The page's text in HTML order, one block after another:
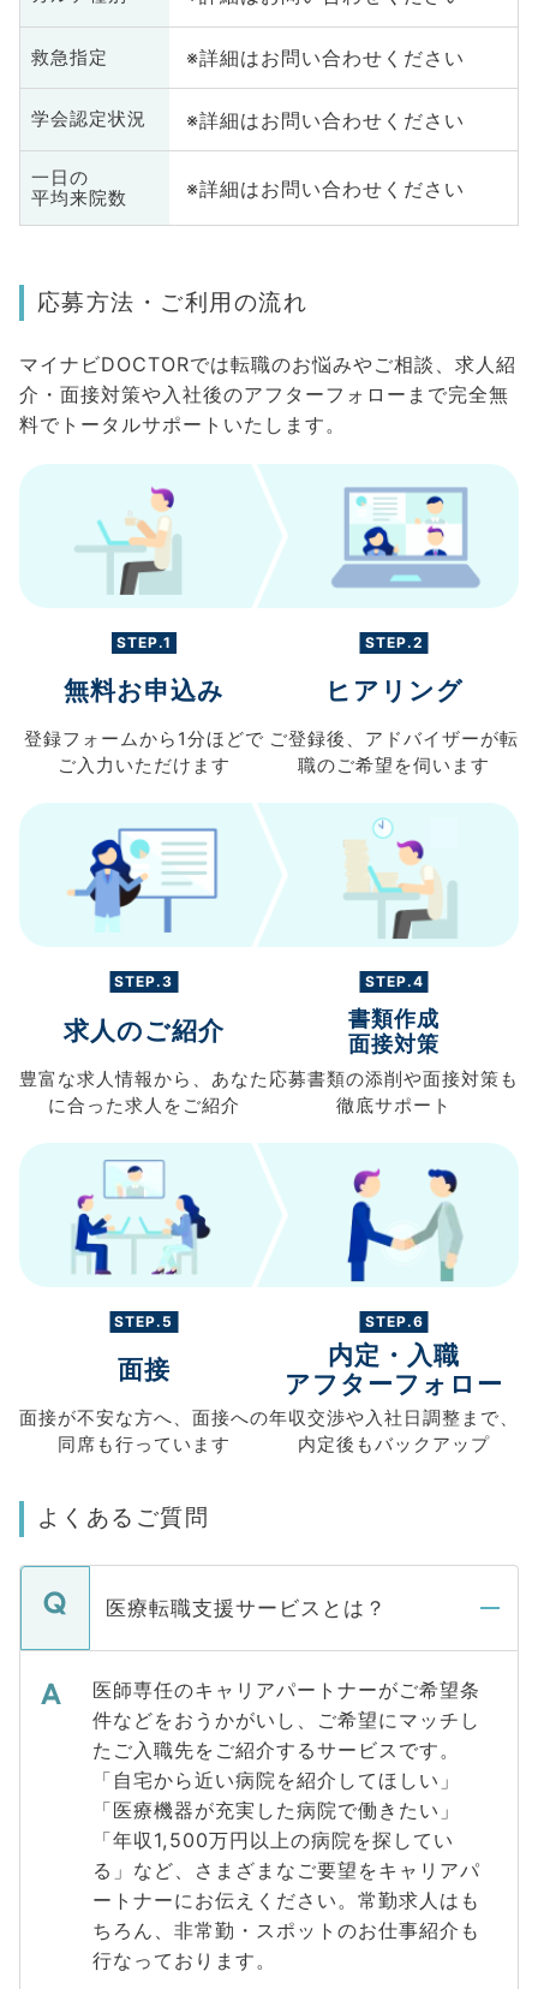
救急指定 ※詳細はお問い合わせください
学会認定状況 ※詳細はお問い合わせください
一日の
平均来院数
※詳細はお問い合わせください
応募方法・ご利用の流れ
マイナビDOCTORでは転職のお悩みやご相談、求人紹
介・面接対策や入社後のアフターフォローまで完全無
料でトータルサポートいたします。
STEP.1
無料お申込み
登録フォームから 1分ほどで
ご入力 いただけます
STEP.2
ヒアリング
ご登録後、 アドバイザーが転
職のご希望を伺います
STEP.3
求人のご紹介
豊富な求人情報から、 あなた
に合った求人を ご紹介
STEP.4
書類作成
面接対策
応募書類の添削や面接対策も
徹底サポート
STEP.5
面接
面接が不安な方へ、 面接への
同席も行っています
STEP.6
内定・入職
アフターフォロー
年収交渉や入社日調整まで、
内定後もバックアップ
よくあるご質問
医療転職支援サービスとは？
医師専任のキャリアパートナーがご希望条
件などをおうかがいし、ご希望にマッチし
たご入職先をご紹介するサービスです。
「自宅から近い病院を紹介してほしい」
「医療機器が充実した病院で働きたい」
「年収1,500万円以上の病院を探してい
る」など、さまざまなご要望をキャリアパ
ートナーにお伝えください。常勤求人はも
ちろん、非常勤・スポットのお仕事紹介も
行なっております。